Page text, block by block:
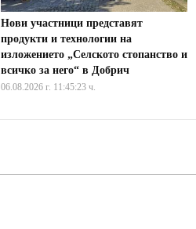
Нови участници представят
продукти и технологии на
изложението „Селското стопанство и
всичко за него“ в Добрич
06.08.2026 г. 11:45:23 ч.